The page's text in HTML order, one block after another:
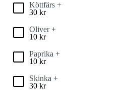
Köttfärs +
30 kr
Oliver +
10 kr
Paprika +
10 kr
Skinka +
30 kr